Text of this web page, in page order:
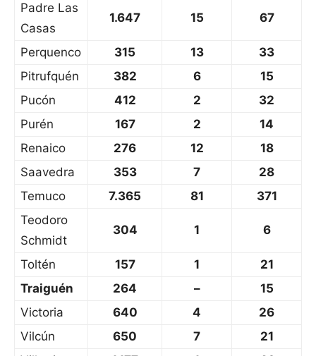
Padre Las
Casas
1.647 15 67
Perquenco 315 13
33
Pitrufquén
382 6
15
Pucón
412 2
32
Purén
167 2
14
Renaico
276 12
18
Saavedra
353 7
28
Temuco
7.365 81
371
Teodoro
Schmidt
304 1 6
Toltén 157 1
21
Traiguén
264 –
15
Victoria
640 4
26
Vilcún
650 7
21